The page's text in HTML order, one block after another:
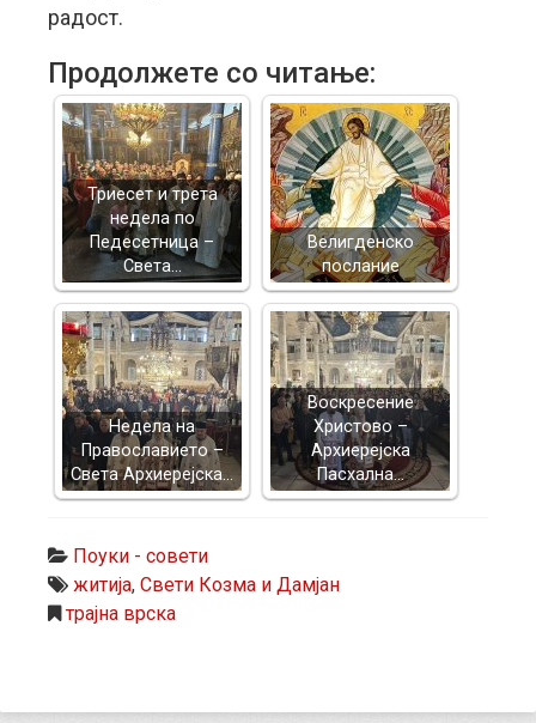
радост.
Продолжете со читање:
Триесет и трета
недела по
Педесетница –
Света…
Велигденско
послание
Недела на
Православието –
Света Архиерејска…
Воскресение
Христово –
Архиерејска
Пасхална…
Поуки - совети
житија, Свети Козма и Дамјан
трајна врска